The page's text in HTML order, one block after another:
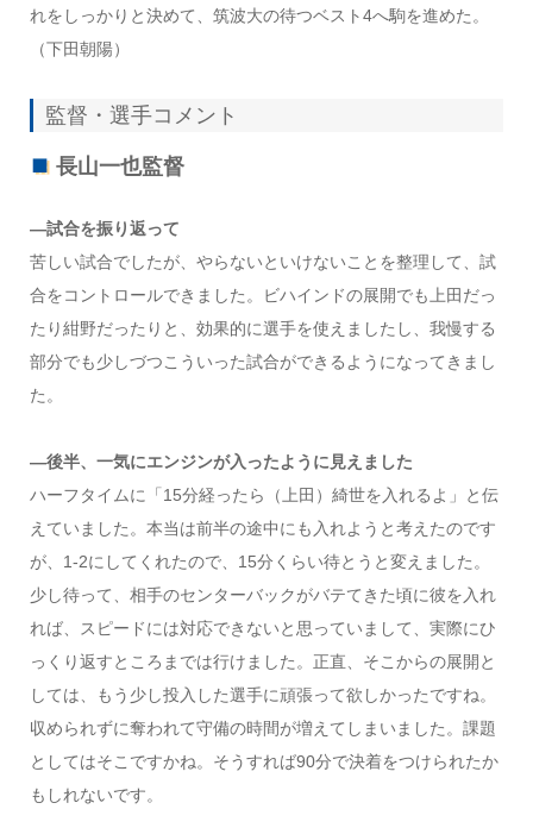
れをしっかりと決めて、筑波大の待つベスト4へ駒を進めた。
（下田朝陽）
監督・選手コメント
長山一也監督
—試合を振り返って
苦しい試合でしたが、やらないといけないことを整理して、試
合をコントロールできました。ビハインドの展開でも上田だっ
たり紺野だったりと、効果的に選手を使えましたし、我慢する
部分でも少しづつこういった試合ができるようになってきまし
た。
—後半、一気にエンジンが入ったように見えました
ハーフタイムに「15分経ったら（上田）綺世を入れるよ」と伝
えていました。本当は前半の途中にも入れようと考えたのです
が、1-2にしてくれたので、15分くらい待とうと変えました。
少し待って、相手のセンターバックがバテてきた頃に彼を入れ
れば、スピードには対応できないと思っていまして、実際にひ
っくり返すところまでは行けました。正直、そこからの展開と
しては、もう少し投入した選手に頑張って欲しかったですね。
収められずに奪われて守備の時間が増えてしまいました。課題
としてはそこですかね。そうすれば90分で決着をつけられたか
もしれないです。